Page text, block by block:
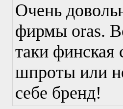
Очень
фирмы oras.
таки финская
шпроты или
себе бренд!